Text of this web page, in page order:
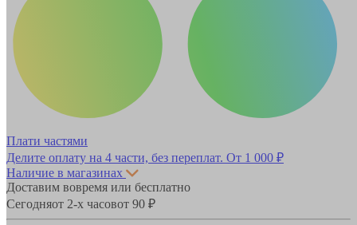
Плати частями
Делите оплату на 4 части, без переплат. От 1 000 ₽
Наличие в магазинах
Доставим вовремя или бесплатно
Сегодняот 2-х часовот 90 ₽